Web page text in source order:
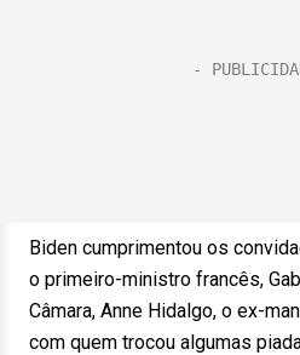
Biden cumprimentou os
o primeiro-ministro francês,
Câmara, Anne Hidalgo, o ex-
com quem trocou algumas